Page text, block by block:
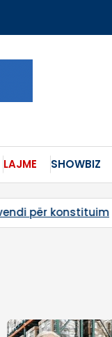
LAJME SHOWBIZ
Vranësira në disa